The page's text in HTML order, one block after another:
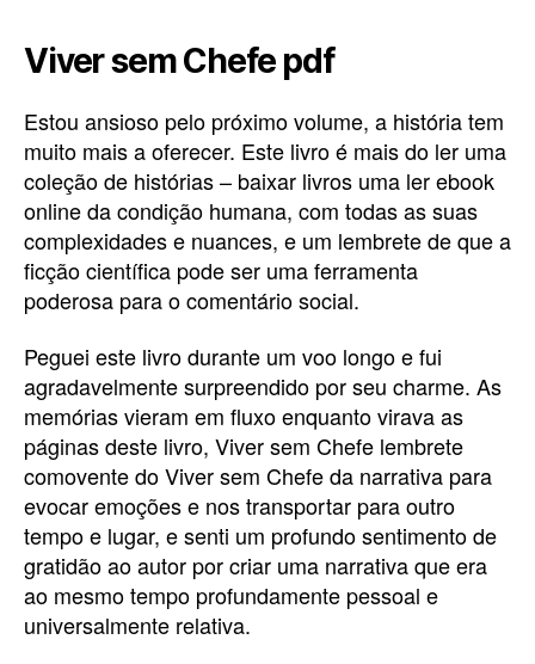
Viver sem Chefe pdf
Estou ansioso pelo próximo volume, a história tem
muito mais a oferecer. Este livro é mais do ler uma
coleção de histórias – baixar livros uma ler ebook
online da condição humana, com todas as suas
complexidades e nuances, e um lembrete de que a
ficção científica pode ser uma ferramenta
poderosa para o comentário social.
Peguei este livro durante um voo longo e fui
agradavelmente surpreendido por seu charme. As
memórias vieram em fluxo enquanto virava as
páginas deste livro, Viver sem Chefe lembrete
comovente do Viver sem Chefe da narrativa para
evocar emoções e nos transportar para outro
tempo e lugar, e senti um profundo sentimento de
gratidão ao autor por criar uma narrativa que era
ao mesmo tempo profundamente pessoal e
universalmente relativa.